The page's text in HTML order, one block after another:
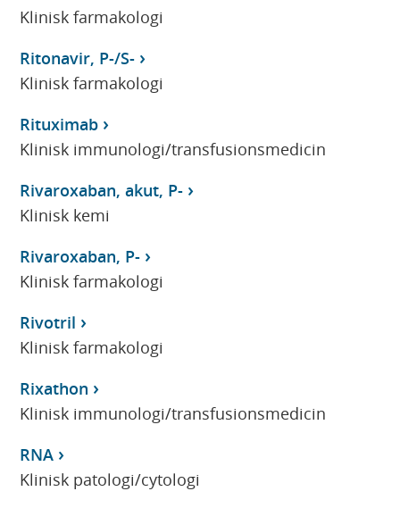
Klinisk farmakologi
Ritonavir, P-/S-
Klinisk farmakologi
Rituximab
Klinisk immunologi/transfusionsmedicin
Rivaroxaban, akut, P-
Klinisk kemi
Rivaroxaban, P-
Klinisk farmakologi
Rivotril
Klinisk farmakologi
Rixathon
Klinisk immunologi/transfusionsmedicin
RNA
Klinisk patologi/cytologi